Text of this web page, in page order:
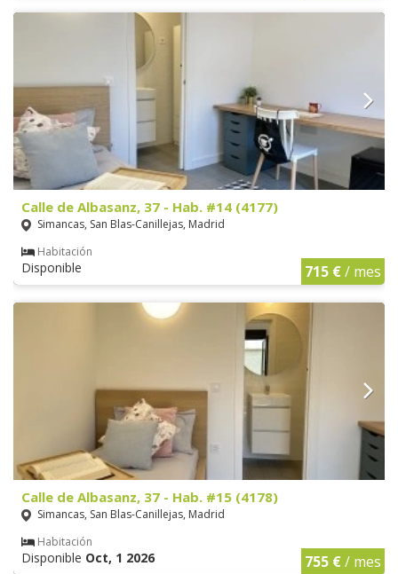
Calle de Albasanz, 37 - Hab. #14 (4177)
Simancas, San Blas-Canillejas, Madrid
Habitación
Disponible 715 €/ mes
Calle de Albasanz, 37 - Hab. #15 (4178)
Simancas, San Blas-Canillejas, Madrid
Habitación
Disponible Oct, 1 2026 755 €/ mes